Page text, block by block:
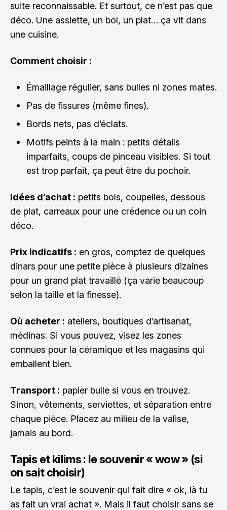
suite reconnaissable. Et surtout, ce n’est pas que
déco. Une assiette, un bol, un plat… ça vit dans
une cuisine.
Comment choisir :
Émaillage régulier, sans bulles ni zones mates.
Pas de fissures (même fines).
Bords nets, pas d’éclats.
Motifs peints à la main : petits détails
imparfaits, coups de pinceau visibles. Si tout
est trop parfait, ça peut être du pochoir.
Idées d’achat : petits bols, coupelles, dessous
de plat, carreaux pour une crédence ou un coin
déco.
Prix indicatifs : en gros, comptez de quelques
dinars pour une petite pièce à plusieurs dizaines
pour un grand plat travaillé (ça varie beaucoup
selon la taille et la finesse).
Où acheter : ateliers, boutiques d’artisanat,
médinas. Si vous pouvez, visez les zones
connues pour la céramique et les magasins qui
emballent bien.
Transport : papier bulle si vous en trouvez.
Sinon, vêtements, serviettes, et séparation entre
chaque pièce. Placez au milieu de la valise,
jamais au bord.
Tapis et kilims : le souvenir « wow » (si
on sait choisir)
Le tapis, c’est le souvenir qui fait dire « ok, là tu
as fait un vrai achat ». Mais il faut choisir sans se